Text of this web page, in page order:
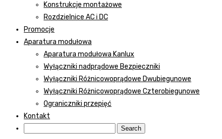
Konstrukcje montażowe
Rozdzielnice AC i DC
Promocje
Aparatura modułowa
Aparatura modułowa Kanlux
Wyłączniki nadprądowe Bezpieczniki
Wyłączniki Różnicowoprądowe Dwubiegunowe
Wyłączniki Różnicowoprądowe Czterobiegunowe
Ograniczniki przepięć
Kontakt